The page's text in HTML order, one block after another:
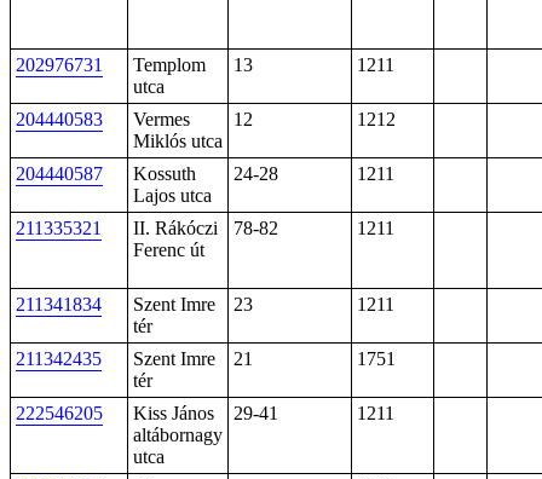
202976731
Templom
utca
13 1211
204440583
Vermes
Miklós utca
12 1212
204440587
Kossuth
Lajos utca
24-28 1211
211335321
II. Rákóczi
Ferenc út
78-82 1211
211341834
Szent Imre
tér
23 1211
211342435
Szent Imre
tér
21 1751
222546205
Kiss János
altábornagy
utca
29-41 1211